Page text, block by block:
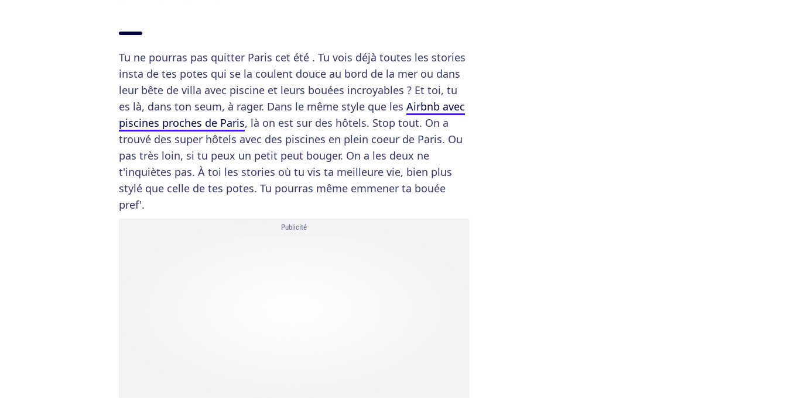
Tu ne pourras pas quitter Paris cet été . Tu vois déjà toutes les stories
insta de tes potes qui se la coulent douce au bord de la mer ou dans
leur bête de villa avec piscine et leurs bouées incroyables ? Et toi, tu
es là, dans ton seum, à rager. Dans le même style que les Airbnb avec
piscines proches de Paris, là on est sur des hôtels. Stop tout. On a
trouvé des super hôtels avec des piscines en plein coeur de Paris. Ou
pas très loin, si tu peux un petit peut bouger. On a les deux ne
t'inquiètes pas. À toi les stories où tu vis ta meilleure vie, bien plus
stylé que celle de tes potes. Tu pourras même emmener ta bouée
pref'.
Publicité